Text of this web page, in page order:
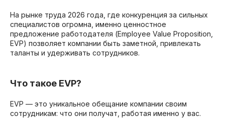
На рынке труда 2026 года, где конкуренция за сильных
специалистов огромна, именно ценностное
предложение работодателя (Employee Value Proposition,
EVP) позволяет компании быть заметной, привлекать
таланты и удерживать сотрудников.
Что такое EVP?
EVP — это уникальное обещание компании своим
сотрудникам: что они получат, работая именно у вас.